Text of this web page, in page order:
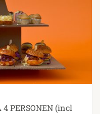
4 PERSONEN (incl